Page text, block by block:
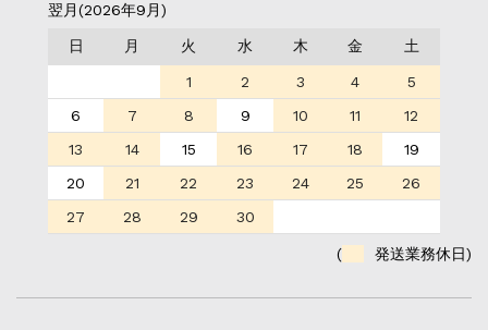
翌月(2026年9月)
日 月 火 水 木 金 土
1 2 3 4
5
6
7 8 9 10 11
12
13
14 15 16 17 18
19
20
21 22 23 24 25
26
27
28 29 30
( 発送業務休日)